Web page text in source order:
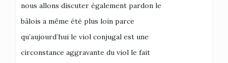
nous allons discuter également pardon le
bâlois a même été plus loin parce
qu’aujourd’hui le viol conjugal est une
circonstance aggravante du viol le fait